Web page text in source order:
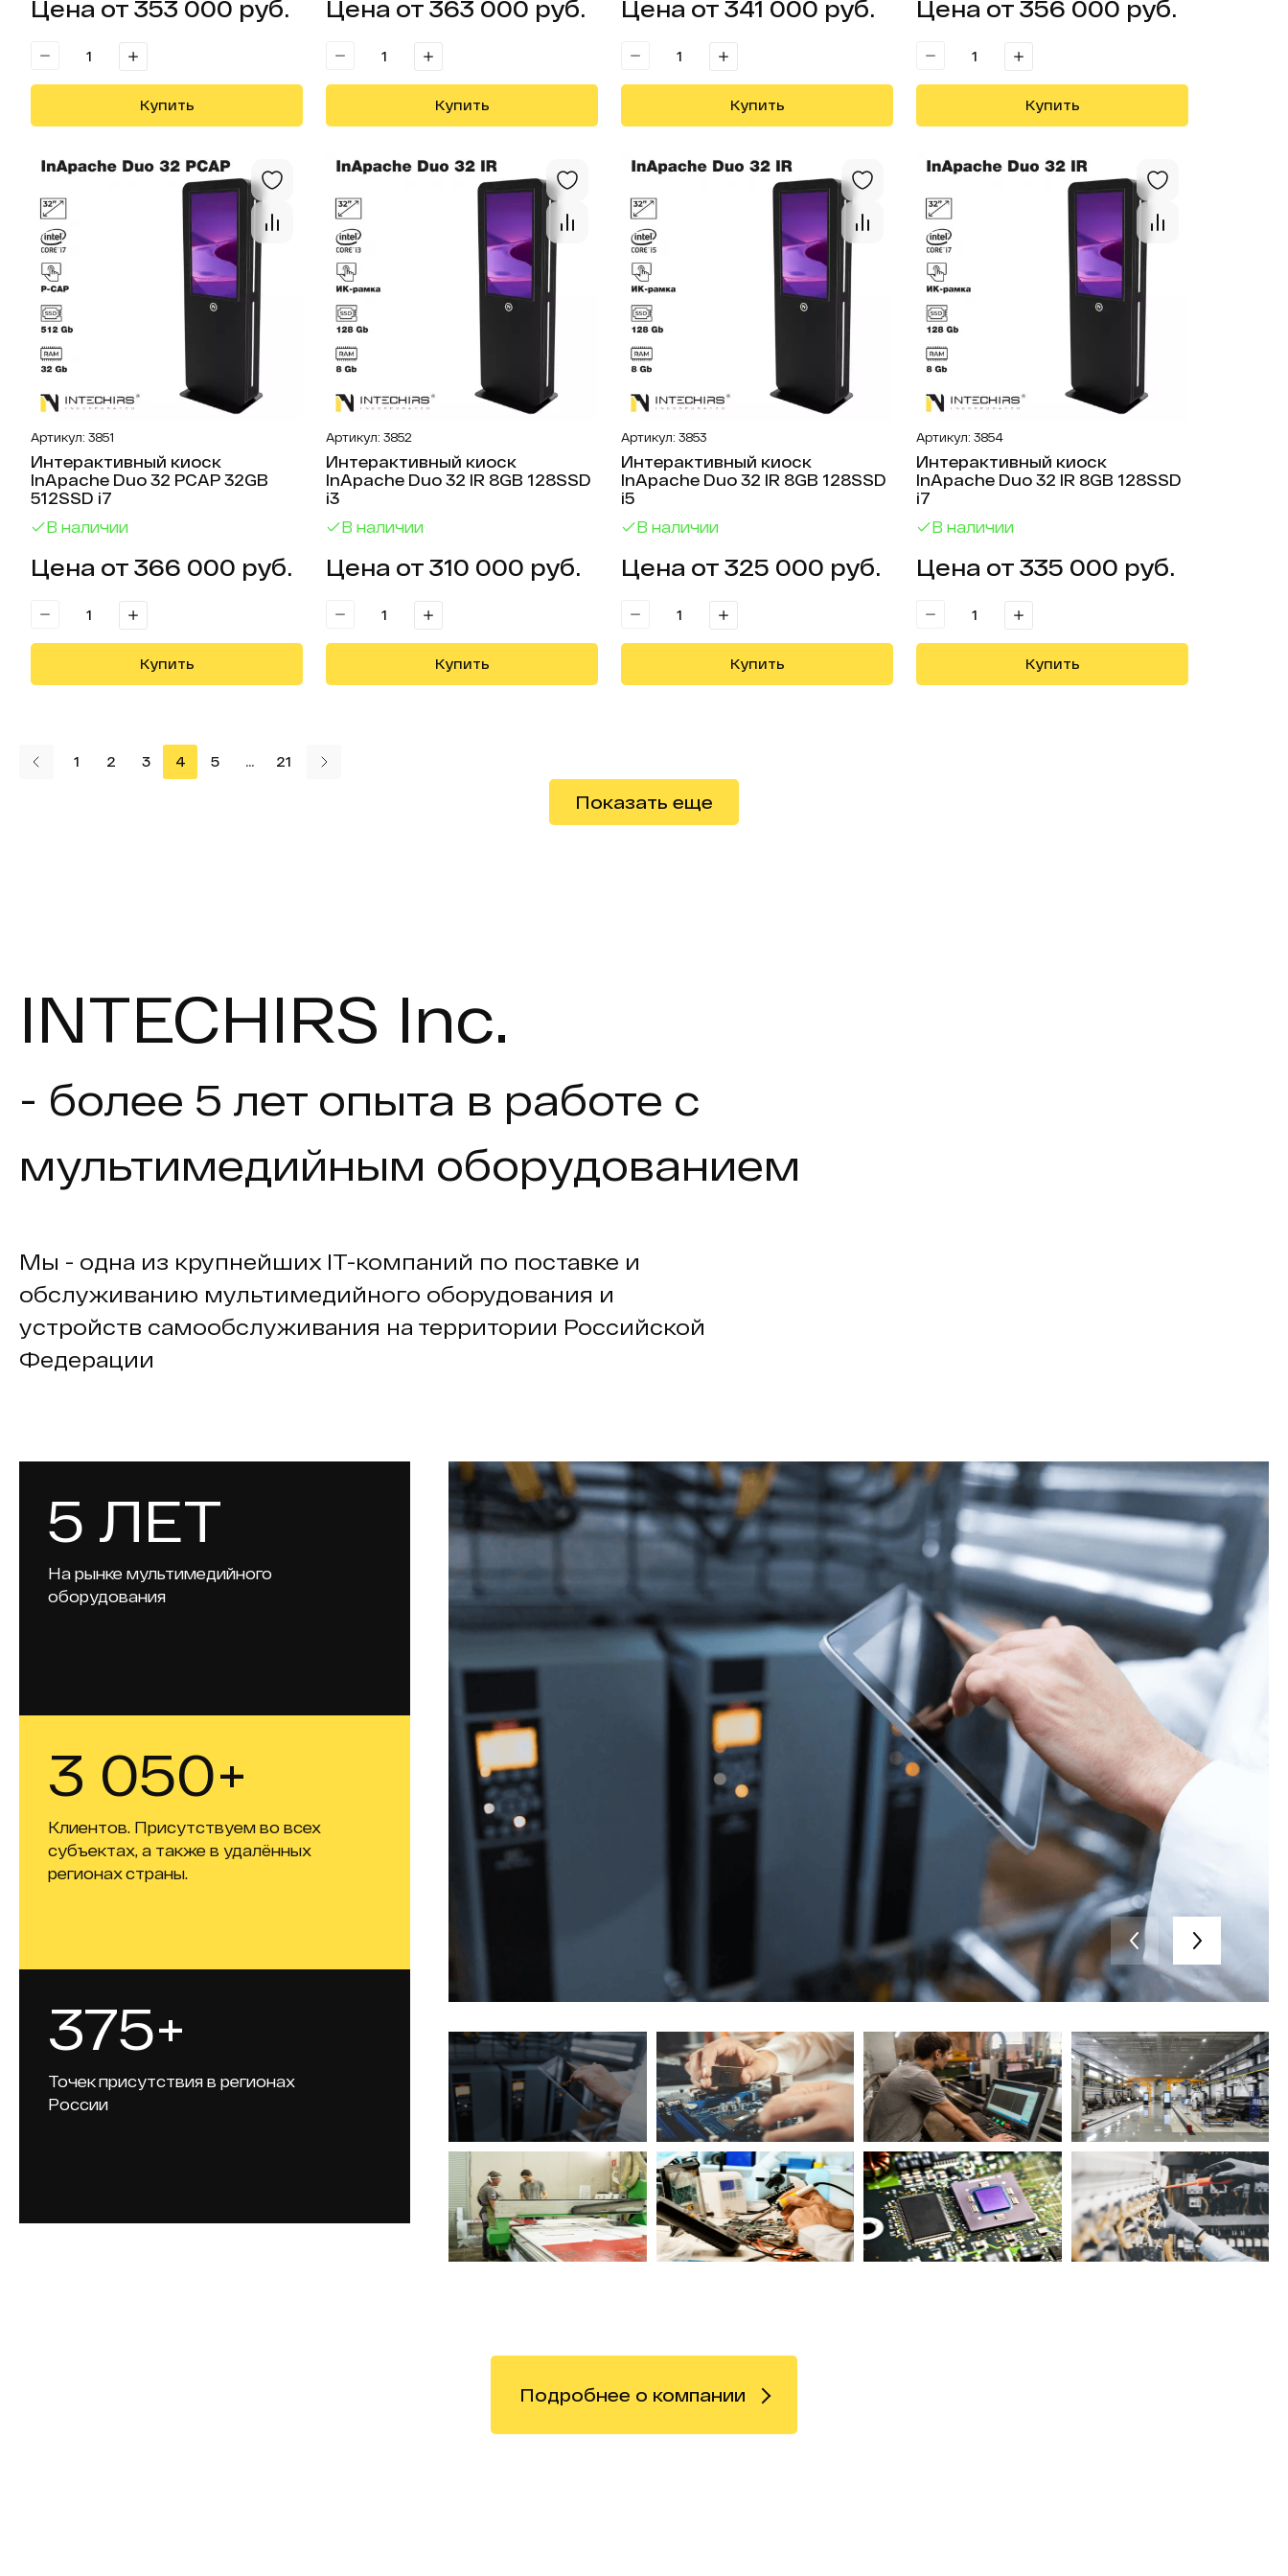
Цена от 353 000 руб.
Купить
Цена от 363 000 руб.
Купить
Цена от 341 000 руб.
Купить
Цена от 356 000 руб.
Купить
Открыть
Артикул: 3851
Интерактивный киоск
InApache Duo 32 PCAP 32GB
512SSD i7
В наличии
Цена от 366 000 руб.
Купить
Открыть
Артикул: 3852
Интерактивный киоск
InApache Duo 32 IR 8GB 128SSD
i3
В наличии
Цена от 310 000 руб.
Купить
Открыть
Артикул: 3853
Интерактивный киоск
InApache Duo 32 IR 8GB 128SSD
i5
В наличии
Цена от 325 000 руб.
Купить
Артикул: 3854
Интерактивный киоск
InApache Duo 32 IR 8GB 128SSD
i7
В наличии
Цена от 335 000 руб.
Купить
1 2 3 4 5 ... 21 Следующая страница
Показать еще
INTECHIRS Inc.
- более 5 лет опыта в работе с
мультимедийным оборудованием
Мы - одна из крупнейших IT-компаний по поставке и
обслуживанию мультимедийного оборудования и
устройств самообслуживания на территории Российской
Федерации
5 ЛЕТ
На рынке мультимедийного
оборудования
3 050+
Клиентов. Присутствуем во всех
субъектах, а также в удалённых
регионах страны.
375+
Точек присутствия в регионах
России
Подробнее о компании